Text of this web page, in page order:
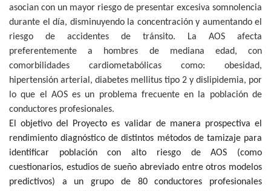
asocian con un mayor riesgo de presentar excesiva somnolencia
durante el día, disminuyendo la concentración y aumentando el
riesgo de accidentes de tránsito. La AOS afecta
preferentemente a hombres de mediana edad, con
comorbilidades cardiometabólicas como: obesidad,
hipertensión arterial, diabetes mellitus tipo 2 y dislipidemia, por
lo que el AOS es un problema frecuente en la población de
conductores profesionales.
El objetivo del Proyecto es validar de manera prospectiva el
rendimiento diagnóstico de distintos métodos de tamizaje para
identificar población con alto riesgo de AOS (como
cuestionarios, estudios de sueño abreviado entre otros modelos
predictivos) a un grupo de 80 conductores profesionales